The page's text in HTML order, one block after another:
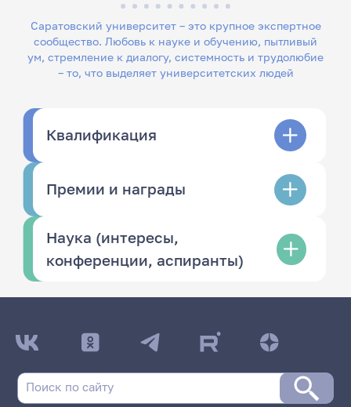
Саратовский университет – это крупное экспертное
сообщество. Любовь к науке и обучению, пытливый
ум, стремление к диалогу, системность и трудолюбие
– то, что выделяет университетских людей
Квалификация
Премии и награды
Наука (интересы,
конференции, аспиранты)